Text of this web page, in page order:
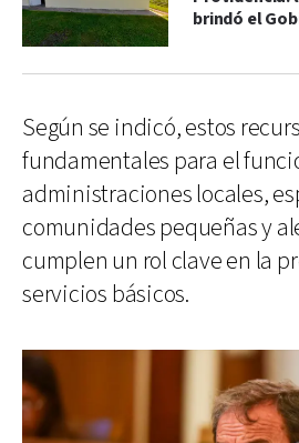
brindó el
Según se indicó, estos
fundamentales para el
administraciones locales,
comunidades pequeñas y
cumplen un rol clave en la
servicios básicos.